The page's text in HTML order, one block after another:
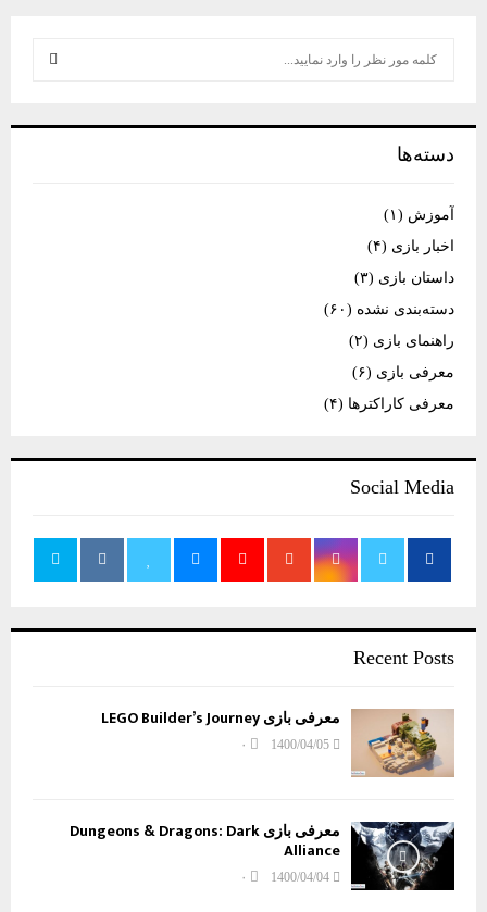
h
o
:
دسته‌ها
آموزش (۱)
اخبار بازی (۴)
داستان بازی (۳)
دسته‌بندی نشده (۶۰)
راهنمای بازی (۲)
معرفی بازی (۶)
معرفی کاراکترها (۴)
Social Media
Recent Posts
معرفی بازی LEGO Builder’s Journey
1400/04/05 ۰
معرفی بازی Dungeons & Dragons: Dark
Alliance
1400/04/04 ۰